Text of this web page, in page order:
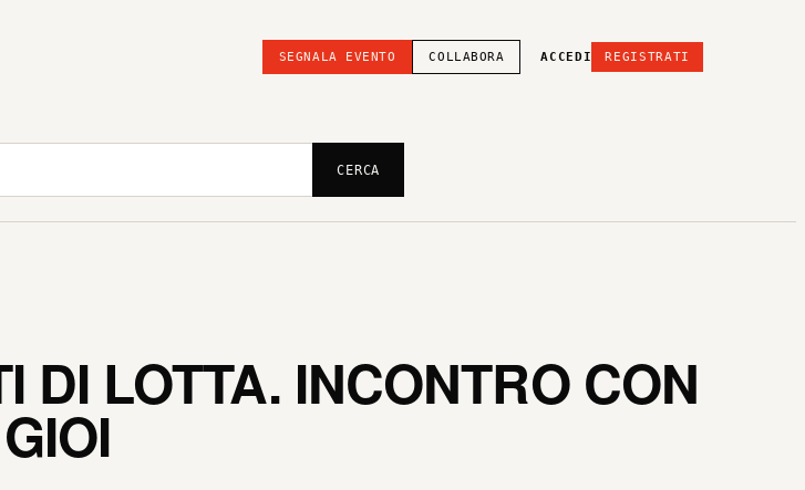
SEGNALA EVENTO COLLABORA ACCEDI REGISTRATI
CERCA
DI LOTTA. INCONTRO CON